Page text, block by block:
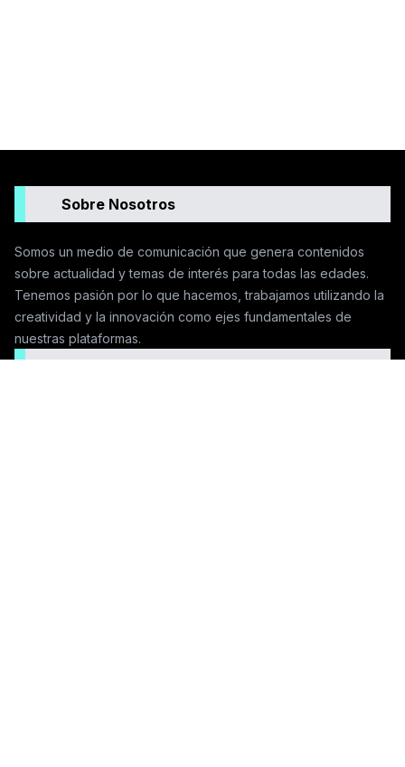
Sobre Nosotros
Somos un medio de comunicación que genera contenidos
sobre actualidad y temas de interés para todas las edades.
Tenemos pasión por lo que hacemos, trabajamos utilizando la
creatividad y la innovación como ejes fundamentales de
nuestras plataformas.